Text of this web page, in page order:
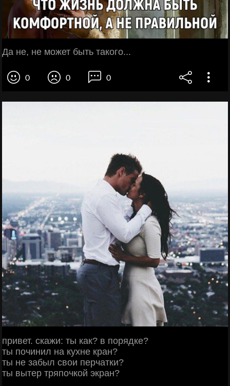
Да не, не может быть такого...
0 0 0
привет. скажи: ты как? в порядке?
ты починил на кухне кран?
ты не забыл свои перчатки?
ты вытер тряпочкой экран?